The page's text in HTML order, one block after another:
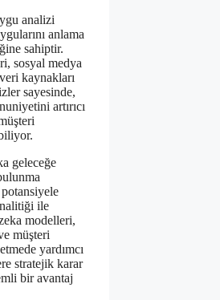
analizi
anlama
sahiptir.
sosyal medya
kaynakları
sayesinde,
artırıcı
geleceğe
ile
modelleri,
müşteri
yardımcı
stratejik karar
bir avantaj